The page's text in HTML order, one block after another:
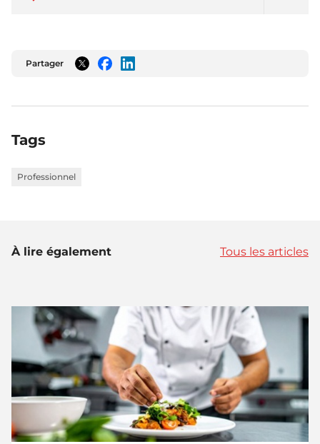
Partager
TwitterFacebookLinkedIn
Tags
Professionnel
À lire également Tous les articles